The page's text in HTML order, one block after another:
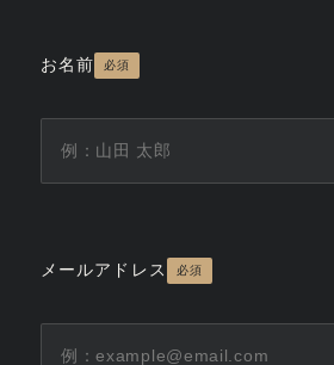
お名前 必須
メールアドレス 必須